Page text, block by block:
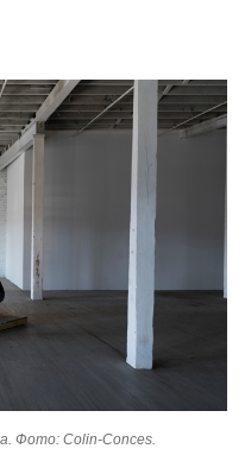
Фото: Colin-Conces.